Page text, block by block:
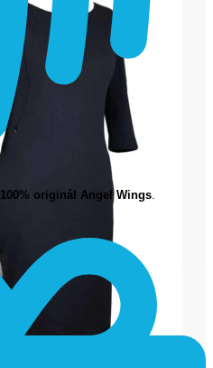
100% originál Angel Wings.